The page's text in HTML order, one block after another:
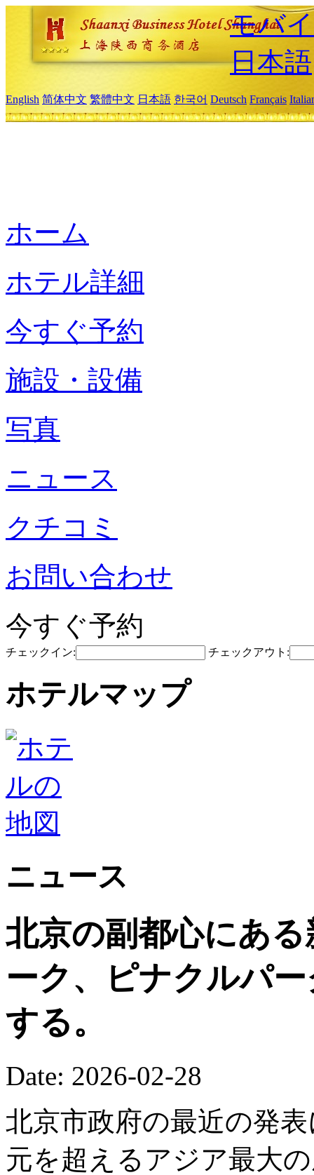
モバ
日本語
English 简体中文 繁體中文 日本語 한국어 Deutsch Français
ホーム
ホテル詳細
今すぐ予約
施設・設備
写真
ニュース
クチコミ
お問い合わせ
今すぐ予約
チェックイン: チェックアウト:
ホテルマップ
ニュース
北京の副都心にあ
ーク、ピナクルパ
する。
Date: 2026-02-28
北京市政府の最近の発
元を超えるアジア最大